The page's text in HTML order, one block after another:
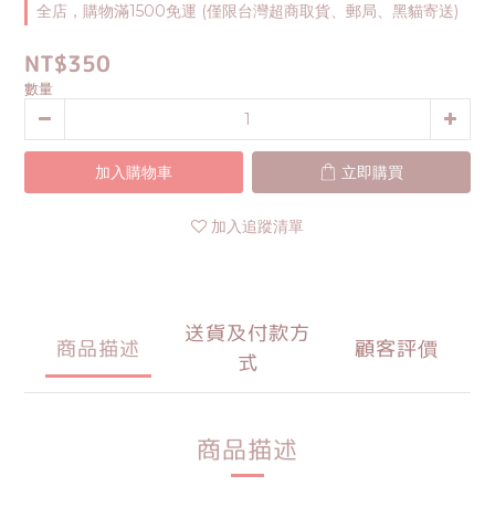
全店，購物滿1500免運 (僅限台灣超商取貨、郵局、黑貓寄送)
NT$350
數量
加入購物車 立即購買
加入追蹤清單
商品描述
送貨及付款方
式
顧客評價
商品描述